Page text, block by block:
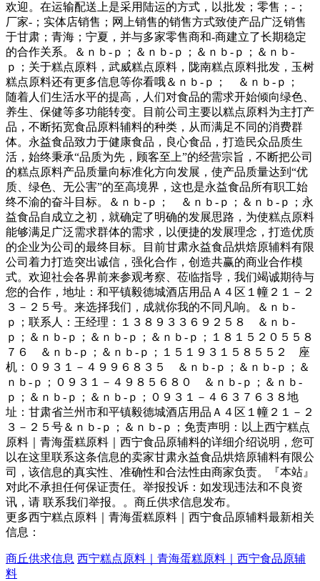
欢迎。在运输配送上是采用陆运的方式，以批发；零售；-；
厂家-；实体店销售；网上销售的销售方式致使产品广泛销售
于甘肃；青海；宁夏，并与多家零售商和-商建立了长期稳定
的合作关系。＆ｎｂ-ｐ；＆ｎｂ-ｐ；＆ｎｂ-ｐ；＆ｎｂ-
ｐ；关于糕点原料，武威糕点原料，陇南糕点原料批发，玉树
糕点原料还有更多信息等你看哦＆ｎｂ-ｐ； ＆ｎｂ-ｐ；
随着人们生活水平的提高，人们对食品的需求开始倾向绿色、
养生、保健等多功能转变。目前公司主要以糕点原料为主打产
品，不断拓宽食品原料辅料的种类，从而满足不同的消费群
体。永益食品致力于健康食品，良心食品，打造民众品质生
活，始终秉承“品质为先，顾客至上”的经营宗旨，不断把公司
的糕点原料产品质量向标准化方向发展，使产品质量达到“优
质、绿色、无公害”的至高境界，这也是永益食品所有职工始
终不渝的奋斗目标。＆ｎｂ-ｐ； ＆ｎｂ-ｐ；＆ｎｂ-ｐ；永
益食品自成立之初，就确定了明确的发展思路，为使糕点原料
能够满足广泛需求群体的需求，以便捷的发展理念，打造优质
的企业为公司的最终目标。目前甘肃永益食品烘焙原辅料有限
公司着力打造突出诚信，强化合作，创造共赢的商业合作模
式。欢迎社会各界前来参观考察、莅临指导，我们竭诚期待与
您的合作，地址：和平镇毅德城酒店用品Ａ４区１幢２１－２
３－２５号。来选择我们，成就你我的不同凡响。＆ｎｂ-
ｐ；联系人：王经理：１３８９３３６９２５８ ＆ｎｂ-
ｐ；＆ｎｂ-ｐ；＆ｎｂ-ｐ；＆ｎｂ-ｐ；１８１５２０５５８
７６ ＆ｎｂ-ｐ；＆ｎｂ-ｐ；１５１９３１５８５５２ 座
机：０９３１－４９９６８３５ ＆ｎｂ-ｐ；＆ｎｂ-ｐ；＆
ｎｂ-ｐ；０９３１－４９８５６８０ ＆ｎｂ-ｐ；＆ｎｂ-
ｐ；＆ｎｂ-ｐ；＆ｎｂ-ｐ；０９３１－４６３７６３８地
址：甘肃省兰州市和平镇毅德城酒店用品Ａ４区１幢２１－２
３－２５号＆ｎｂ-ｐ；＆ｎｂ-ｐ；免责声明：以上西宁糕点
原料｜青海蛋糕原料｜西宁食品原辅料的详细介绍说明，您可
以在这里联系这条信息的卖家甘肃永益食品烘焙原辅料有限公
司，该信息的真实性、准确性和合法性由商家负责。『本站』
对此不承担任何保证责任。举报投诉：如发现违法和不良资
讯，请 联系我们举报。。商丘供求信息发布。
更多西宁糕点原料｜青海蛋糕原料｜西宁食品原辅料最新相关
信息：
商丘供求信息 西宁糕点原料｜青海蛋糕原料｜西宁食品原辅
料